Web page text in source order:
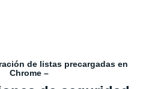
de listas precargadas en
Chrome –